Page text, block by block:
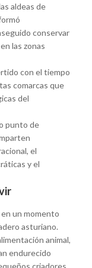
aldeas de
conservar
las zonas
con el tiempo
comarcas que
del
punto de
el
y el
un momento
asturiano.
animal,
endurecido
criadores.